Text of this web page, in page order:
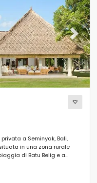
Next
a Seminyak, Bali,
in una zona rurale
di Batu Belig e a